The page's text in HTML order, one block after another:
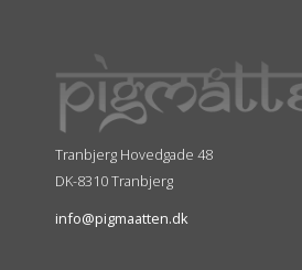
Tranbjerg Hovedgade 48
DK-8310 Tranbjerg
info@pigmaatten.dk